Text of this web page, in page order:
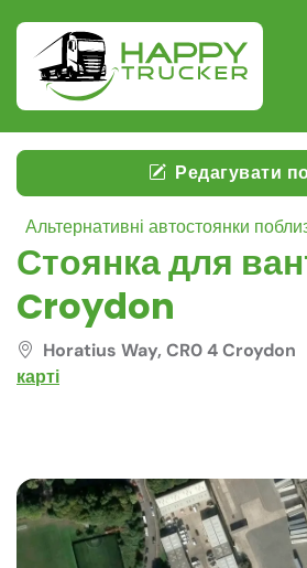
Редагувати
Альтернативні автостоянки
Стоянка для
Croydon
Horatius Way, CR0 4 Croydon
карті